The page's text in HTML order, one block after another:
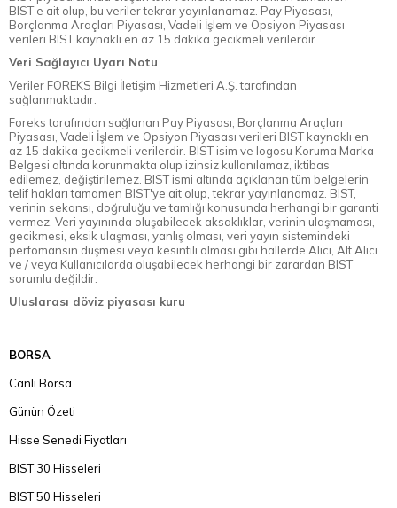
BIST'e ait olup, bu veriler tekrar yayınlanamaz. Pay Piyasası,
Borçlanma Araçları Piyasası, Vadeli İşlem ve Opsiyon Piyasası
verileri BIST kaynaklı en az 15 dakika gecikmeli verilerdir.
Veri Sağlayıcı Uyarı Notu
Veriler FOREKS Bilgi İletişim Hizmetleri A.Ş. tarafından
sağlanmaktadır.
Foreks tarafından sağlanan Pay Piyasası, Borçlanma Araçları
Piyasası, Vadeli İşlem ve Opsiyon Piyasası verileri BIST kaynaklı en
az 15 dakika gecikmeli verilerdir. BIST isim ve logosu Koruma Marka
Belgesi altında korunmakta olup izinsiz kullanılamaz, iktibas
edilemez, değiştirilemez. BIST ismi altında açıklanan tüm belgelerin
telif hakları tamamen BIST'ye ait olup, tekrar yayınlanamaz. BIST,
verinin sekansı, doğruluğu ve tamlığı konusunda herhangi bir garanti
vermez. Veri yayınında oluşabilecek aksaklıklar, verinin ulaşmaması,
gecikmesi, eksik ulaşması, yanlış olması, veri yayın sistemindeki
perfomansın düşmesi veya kesintili olması gibi hallerde Alıcı, Alt Alıcı
ve / veya Kullanıcılarda oluşabilecek herhangi bir zarardan BIST
sorumlu değildir.
Uluslarası döviz piyasası kuru
BORSA
Canlı Borsa
Günün Özeti
Hisse Senedi Fiyatları
BIST 30 Hisseleri
BIST 50 Hisseleri